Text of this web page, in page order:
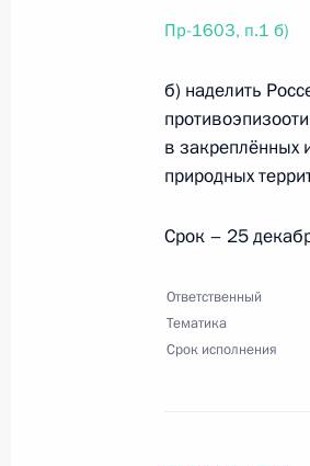
Перечень
7 сентября 2017
Перечень
7 сентября 2017
Пр-1603, п.1 б)
б) наделить
в закреплённых
природных
Срок – 25
Ответственный
Тематика
Срок исполнения